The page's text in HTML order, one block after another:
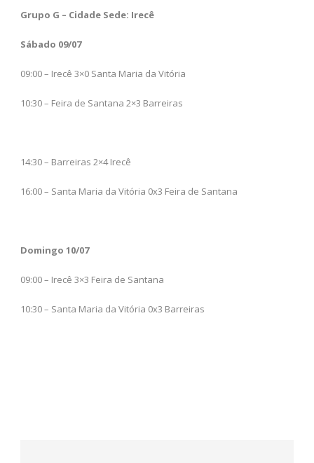
Grupo G – Cidade Sede: Irecê
Sábado 09/07
09:00 – Irecê 3×0 Santa Maria da Vitória
10:30 – Feira de Santana 2×3 Barreiras
14:30 – Barreiras 2×4 Irecê
16:00 – Santa Maria da Vitória 0x3 Feira de Santana
Domingo 10/07
09:00 – Irecê 3×3 Feira de Santana
10:30 – Santa Maria da Vitória 0x3 Barreiras